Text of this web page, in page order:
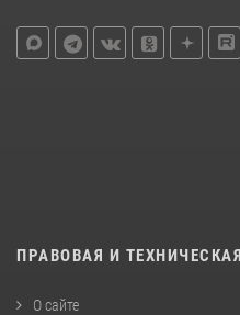
ПРАВОВАЯ И
О сайте